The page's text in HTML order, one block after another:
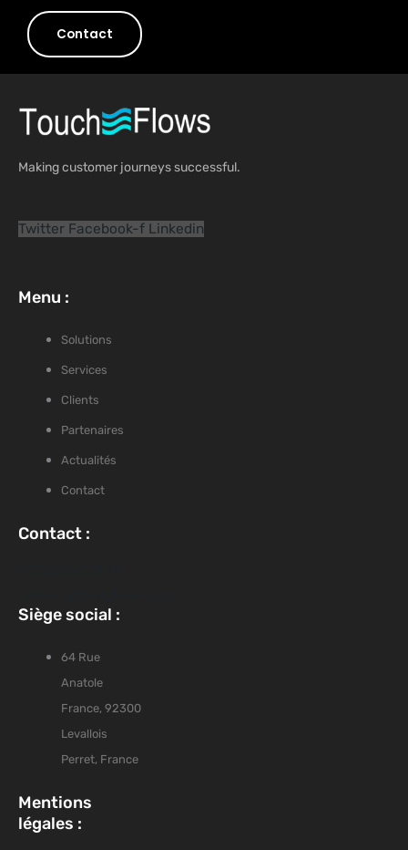
Contact
Making customer journeys successful.
Twitter Facebook-f Linkedin
Menu :
Solutions
Services
Clients
Partenaires
Actualités
Contact
Contact :
Siège social :
64 Rue
Anatole
France, 92300
Levallois
Perret, France
Mentions
légales :